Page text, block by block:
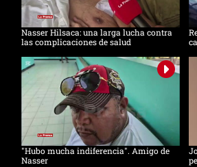
Nasser Hilsaca: una larga lucha contra
las complicaciones de salud
"Hubo mucha indiferencia". Amigo de
Nasser